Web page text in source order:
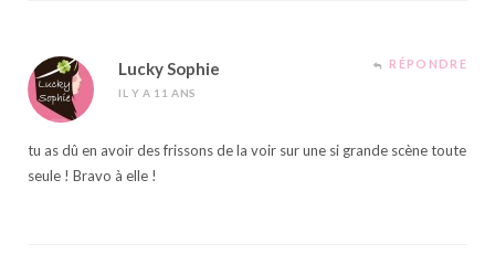
Lucky Sophie
IL Y A 11 ANS
RÉPONDRE
tu as dû en avoir des frissons de la voir sur une si grande scène toute
seule ! Bravo à elle !